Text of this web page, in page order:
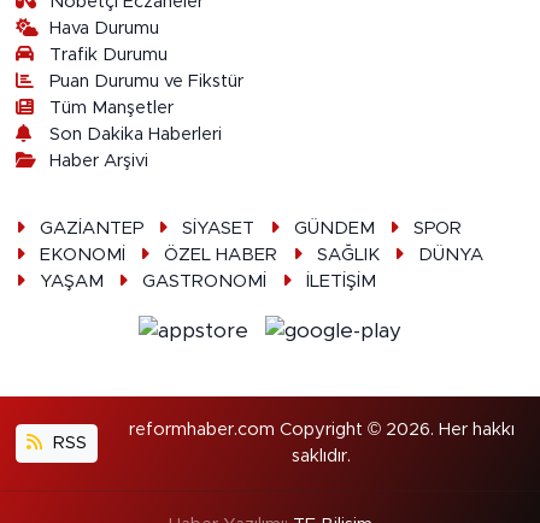
Hava Durumu
Trafik Durumu
Puan Durumu ve Fikstür
Tüm Manşetler
Son Dakika Haberleri
Haber Arşivi
GAZİANTEP SİYASET GÜNDEM
SPOR
EKONOMİ
ÖZEL HABER SAĞLIK
DÜNYA
YAŞAM
GASTRONOMİ İLETİŞİM
RSS
reformhaber.com Copyright © 2026. Her hakkı
saklıdır.